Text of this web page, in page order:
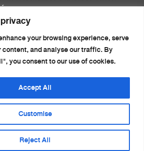
your browsing experience, serve
content, and analyse our traffic. By
you consent to our use of cookies.
Customise
Reject All
Accept All
40000
บทความสุขภาพ
ข่าวประชาสัมพันธ์
ติดต่อเรา
(Privacy Notice)